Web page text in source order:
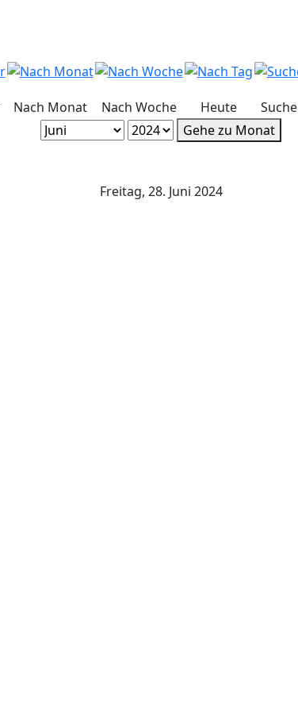
Nach Monat Nach Woche Heute Suche
Gehe zu Monat
Freitag, 28. Juni 2024